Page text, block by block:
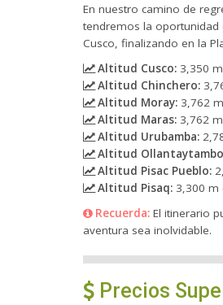
En nuestro camino de
tendremos la oportunidad
Cusco, finalizando en la
Altitud Cusco: 3,350
Altitud Chinchero:
Altitud Moray: 3,762
Altitud Maras: 3,762
Altitud Urubamba:
Altitud
Altitud Pisac Pueblo:
Altitud Pisaq: 3,300 m
Recuerda: El itinerario
aventura sea inolvidable.
Precios